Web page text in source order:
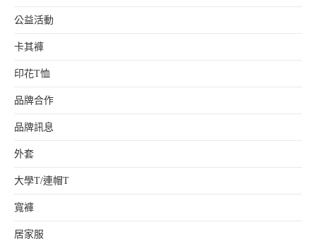
公益活動
卡其褲
印花T恤
品牌合作
品牌訊息
外套
大學T/連帽T
寬褲
居家服